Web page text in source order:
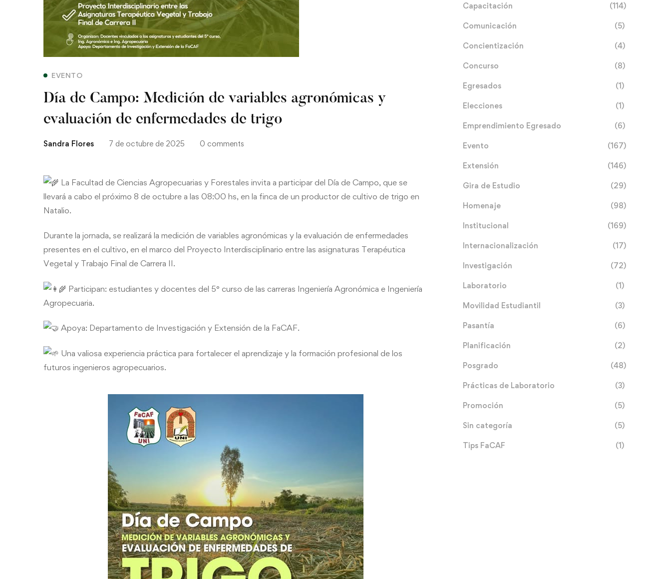
trigo
EVENTO
Día de Campo: Medición de variables agronómicas y
evaluación de enfermedades de trigo
Sandra Flores 7 de octubre de 2025 0 comments
La Facultad de Ciencias Agropecuarias y Forestales invita a participar del Día de Campo, que se
llevará a cabo el próximo 8 de octubre a las 08:00 hs, en la finca de un productor de cultivo de trigo en
Natalio.
Durante la jornada, se realizará la medición de variables agronómicas y la evaluación de enfermedades
presentes en el cultivo, en el marco del Proyecto Interdisciplinario entre las asignaturas Terapéutica
Vegetal y Trabajo Final de Carrera II.
Participan: estudiantes y docentes del 5° curso de las carreras Ingeniería Agronómica e Ingeniería
Agropecuaria.
Apoya: Departamento de Investigación y Extensión de la FaCAF.
Una valiosa experiencia práctica para fortalecer el aprendizaje y la formación profesional de los
futuros ingenieros agropecuarios.
Capacitación (114)
Comunicación (5)
Concientización (4)
Concurso (8)
Egresados (1)
Elecciones (1)
Emprendimiento Egresado (6)
Evento (167)
Extensión (146)
Gira de Estudio (29)
Homenaje (98)
Institucional (169)
Internacionalización (17)
Investigación (72)
Laboratorio (1)
Movilidad Estudiantil (3)
Pasantía (6)
Planificación (2)
Posgrado (48)
Prácticas de Laboratorio (3)
Promoción (5)
Sin categoría (5)
Tips FaCAF (1)